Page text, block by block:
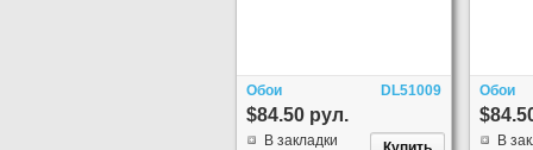
Обои DL51009
$84.50 рул.
В закладки
Обои
В